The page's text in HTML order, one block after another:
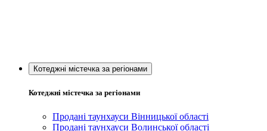
Котеджні містечка за регіонами
Котеджні містечка за регіонами
Продані таунхауси Вінницької області
Продані таунхауси Волинської області